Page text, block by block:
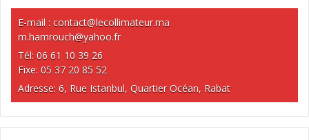
E-mail : contact@lecollimateur.ma
m.hamrouch@yahoo.fr
Tél: 06 61 10 39 26
Fixe: 05 37 20 85 52
Adresse: 6, Rue Istanbul, Quartier Océan, Rabat